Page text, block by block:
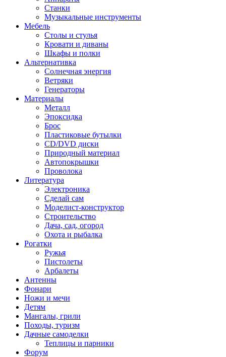
Станки
Музыкальные инструменты
Мебель
Столы и стулья
Кровати и диваны
Шкафы и полки
Альтернативка
Солнечная энергия
Ветряки
Генераторы
Материалы
Металл
Эпоксидка
Брос
Пластиковые бутылки
CD/DVD диски
Природный материал
Автопокрышки
Проволока
Литература
Электроника
Сделай сам
Моделист-конструктор
Строительство
Дача, сад, огород
Охота и рыбалка
Рогатки
Ружья
Пистолеты
Арбалеты
Антенны
Фонари
Ножи и мечи
Детям
Мангалы, грили
Походы, туризм
Дачные самоделки
Теплицы и парники
Форум